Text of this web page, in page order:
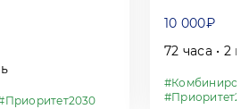
10 000₽
72 часа • 2